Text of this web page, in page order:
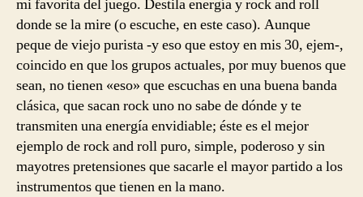
mi favorita del juego. Destila energía y rock and roll
donde se la mire (o escuche, en este caso). Aunque
peque de viejo purista -y eso que estoy en mis 30, ejem-,
coincido en que los grupos actuales, por muy buenos que
sean, no tienen «eso» que escuchas en una buena banda
clásica, que sacan rock uno no sabe de dónde y te
transmiten una energía envidiable; éste es el mejor
ejemplo de rock and roll puro, simple, poderoso y sin
mayotres pretensiones que sacarle el mayor partido a los
instrumentos que tienen en la mano.